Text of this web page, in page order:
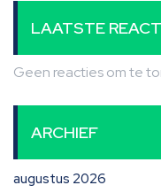
LAATSTE
Geen reacties om te
ARCHIEF
augustus 2026